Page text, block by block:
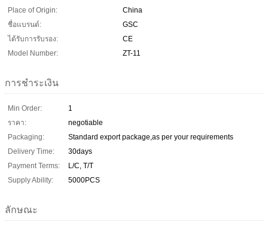
Place of Origin:
China
ชื่อแบรนด์:
GSC
ได้รับการรับรอง:
CE
Model Number:
ZT-11
การชำระเงิน
Min Order:
1
ราคา:
negotiable
Packaging:
Standard export package,as per your requirements
Delivery Time:
30days
Payment Terms:
L/C, T/T
Supply Ability:
5000PCS
ลักษณะ